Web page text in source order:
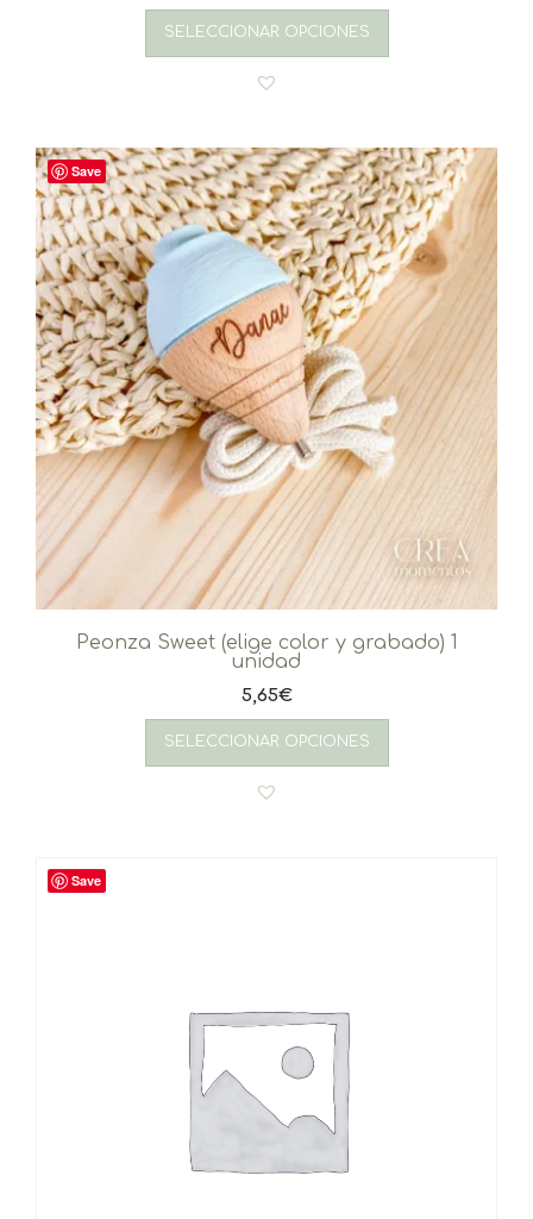
SELECCIONAR OPCIONES
Save
Peonza Sweet (elige color y grabado) 1
unidad
5,65€
SELECCIONAR OPCIONES
Save